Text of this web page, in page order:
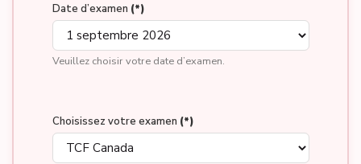
Date d’examen (*)
Veuillez choisir votre date d’examen.
Choisissez votre examen (*)